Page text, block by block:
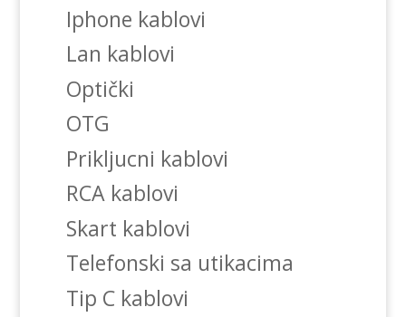
Iphone kablovi
Lan kablovi
Optički
OTG
Prikljucni kablovi
RCA kablovi
Skart kablovi
Telefonski sa utikacima
Tip C kablovi